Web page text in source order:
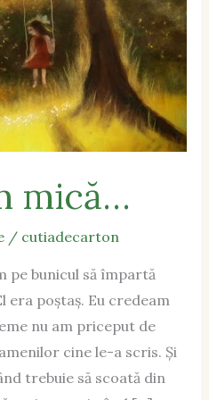
mică…
/ cutiadecarton
pe bunicul să împartă
era poștaș. Eu credeam
nu am priceput de
cine le-a scris. Și
trebuie să scoată din